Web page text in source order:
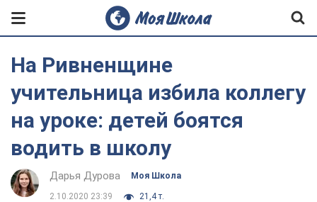
На Ривненщине
учительница избила коллегу
на уроке: детей боятся
водить в школу
Дарья Дурова Моя Школа
2.10.2020 23:39 21,4 т.